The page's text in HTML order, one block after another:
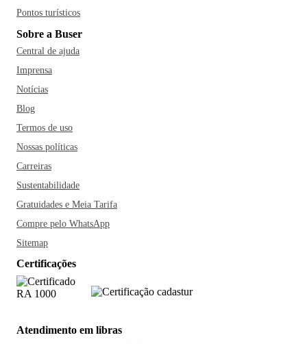
Pontos turísticos
Sobre a Buser
Central de ajuda
Imprensa
Notícias
Blog
Termos de uso
Nossas políticas
Carreiras
Sustentabilidade
Gratuidades e Meia Tarifa
Compre pelo WhatsApp
Sitemap
Certificações
Atendimento em libras